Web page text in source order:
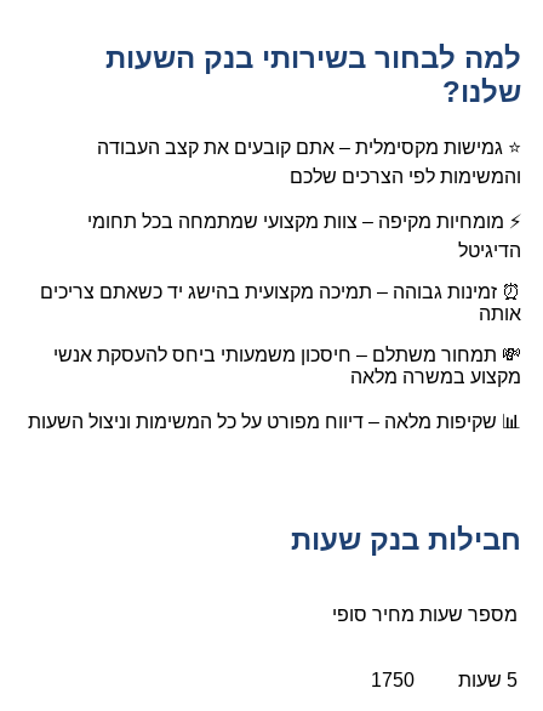
למה לבחור בשירותי בנק השעות
שלנו?
⭐ גמישות מקסימלית – אתם קובעים את קצב העבודה
והמשימות לפי הצרכים שלכם
⚡ מומחיות מקיפה – צוות מקצועי שמתמחה בכל תחומי
הדיגיטל
⏰ זמינות גבוהה – תמיכה מקצועית בהישג יד כשאתם צריכים
אותה
💸 תמחור משתלם – חיסכון משמעותי ביחס להעסקת אנשי
מקצוע במשרה מלאה
📊 שקיפות מלאה – דיווח מפורט על כל המשימות וניצול השעות
חבילות בנק שעות
מספר שעות מחיר סופי
5 שעות 1750